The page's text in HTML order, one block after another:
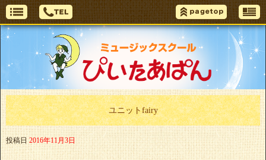
ユニットfairy
投稿日 2016年11月3日